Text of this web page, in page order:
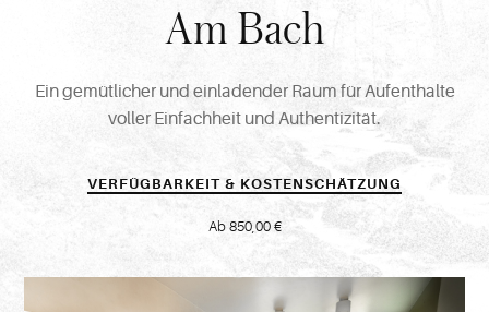
Am Bach
Ein gemütlicher und einladender Raum für Aufenthalte
voller Einfachheit und Authentizität.
VERFÜGBARKEIT & KOSTENSCHÄTZUNG
Ab 850,00 €